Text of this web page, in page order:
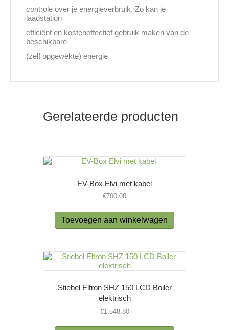
controle over je energieverbruik. Zo kan je
laadstation
efficiënt en kosteneffectief gebruik maken van de
beschikbare
(zelf opgewekte) energie
Gerelateerde producten
EV-Box Elvi met kabel
€700,00
Toevoegen aan winkelwagen
Stiebel Eltron SHZ 150 LCD Boiler
elektrisch
€1.548,80